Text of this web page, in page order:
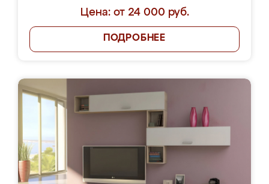
Цена: от 24 000 руб.
ПОДРОБНЕЕ